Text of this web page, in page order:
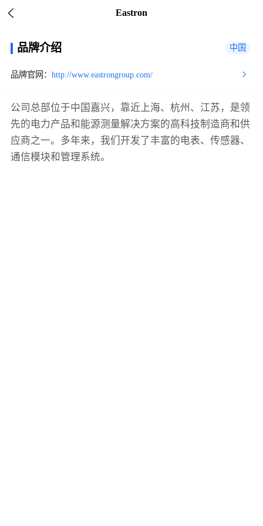
Eastron
品牌介绍 中国
品牌官网： http://www.eastrongroup.com/
公司总部位于中国嘉兴，靠近上海、杭州、江苏，是领
先的电力产品和能源测量解决方案的高科技制造商和供
应商之一。多年来，我们开发了丰富的电表、传感器、
通信模块和管理系统。